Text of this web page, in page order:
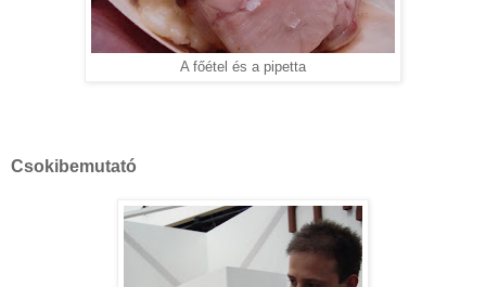
A főétel és a pipetta
Csokibemutató